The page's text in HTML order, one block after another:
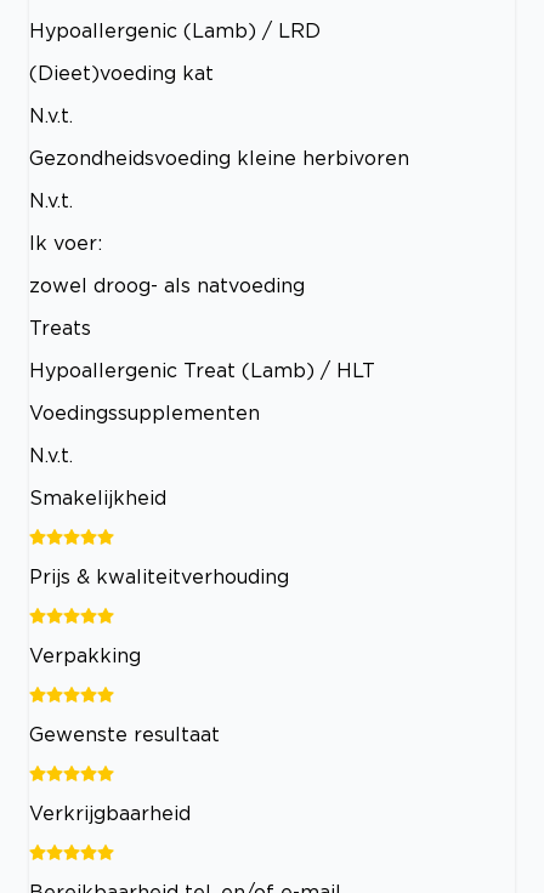
Hypoallergenic (Lamb) / LRD
(Dieet)voeding kat
N.v.t.
Gezondheidsvoeding kleine herbivoren
N.v.t.
Ik voer:
zowel droog- als natvoeding
Treats
Hypoallergenic Treat (Lamb) / HLT
Voedingssupplementen
N.v.t.
Smakelijkheid
Prijs & kwaliteitverhouding
Verpakking
Gewenste resultaat
Verkrijgbaarheid